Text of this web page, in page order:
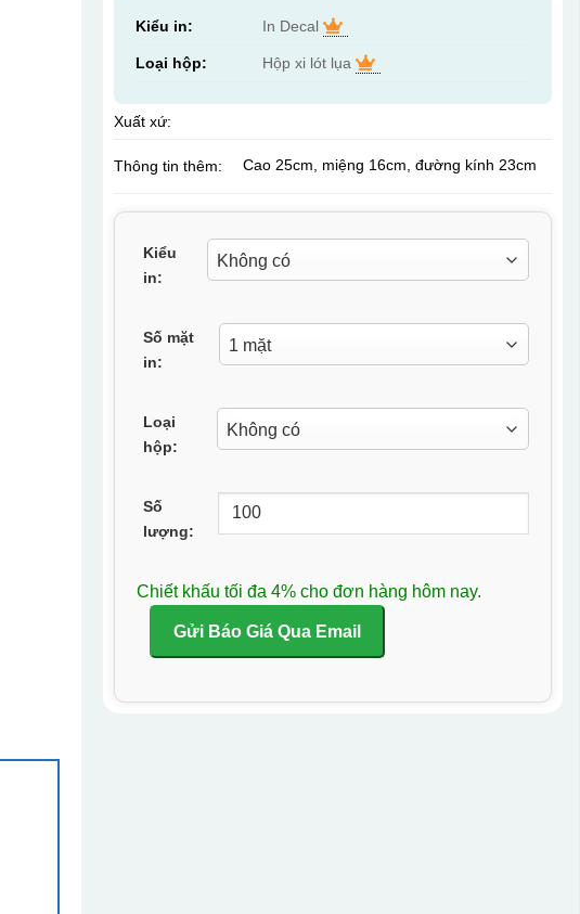
Kiểu in: In Decal
Loại hộp: Hộp xi lót lụa
Xuất xứ:
Thông tin thêm: Cao 25cm, miệng 16cm, đường kính 23cm
Kiểu
in:
Số mặt
in:
Loại
hộp:
Số
lượng:
Chiết khấu tối đa 4% cho đơn hàng hôm nay.
Gửi Báo Giá Qua Email